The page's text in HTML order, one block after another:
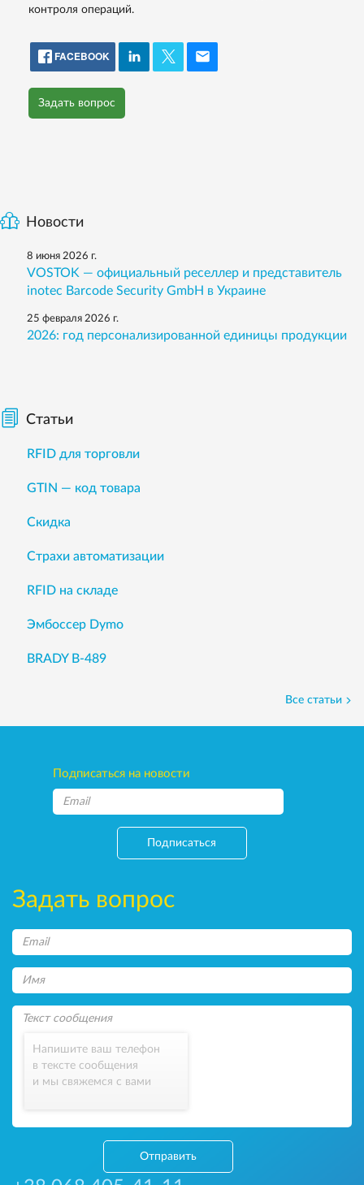
контроля операций.
FACEBOOK
Задать вопрос
Новости
8 июня 2026 г.
VOSTOK — официальный реселлер и представитель
inotec Barcode Security GmbH в Украине
25 февраля 2026 г.
2026: год персонализированной единицы продукции
Статьи
RFID для торговли
GTIN — код товара
Скидка
Страхи автоматизации
RFID на складе
Эмбоссер Dymo
BRADY B-489
Все статьи
Подписаться на новости
Подписаться
Задать вопрос
Напишите ваш телефон
в тексте сообщения
и мы свяжемся с вами
Отправить